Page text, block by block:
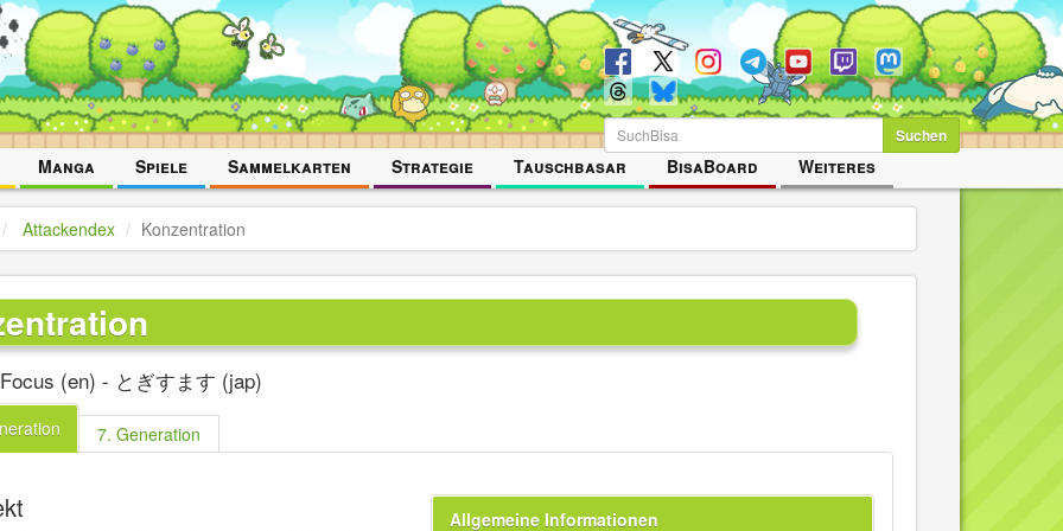
Manga Spiele Sammelkarten Strategie Tauschbasar BisaBoard Weiteres
Suchen
Attackendex Konzentration
(en) - とぎすます (jap)
7. Generation
Allgemeine Informationen